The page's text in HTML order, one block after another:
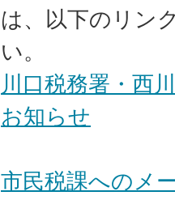
は、以下のリン
い。
川口税務署・西
お知らせ
市民税課へのメ